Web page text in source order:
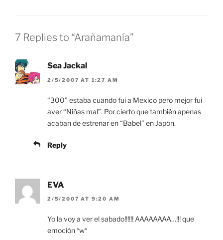
7 Replies to “Arañamanía”
Sea Jackal
2/5/2007 AT 1:27 AM
“300” estaba cuando fui a Mexico pero mejor fui
aver “Niñas mal”. Por cierto que también apenas
acaban de estrenar en “Babel” en Japón.
Reply
EVA
2/5/2007 AT 9:20 AM
Yo la voy a ver el sabado!!!!!! AAAAAAAA…!!! que
emoción *w*